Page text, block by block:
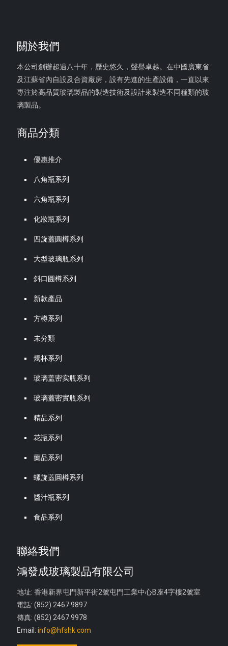
關於我們
本公司創辦超過八十年，歷史悠久，聲譽卓越。在中國廣東省
及江蘇省內自設及合資廠房，設有先進的生產設備，一直以來
專注於高品質玻璃製品的製造技術及設計來製造不同種類的玻
璃製品。
商品分類
優惠推介
八角瓶系列
六角瓶系列
化妝瓶系列
四旋蓋圓樽系列
大型玻璃瓶系列
斜口圓樽系列
新款產品
方樽系列
未分類
燭杯系列
玻璃盖密实瓶系列
玻璃蓋密實瓶系列
精品系列
花瓶系列
藥品系列
螺旋蓋圓樽系列
醬汁瓶系列
食品系列
聯絡我們
鴻發成玻璃製品有限公司
地址: 香港新界屯門新平街2號屯門工業中心B座4字樓2號室
電話: (852) 2467 9897
傳真: (852) 2467 9978
Email: info@hfshk.com